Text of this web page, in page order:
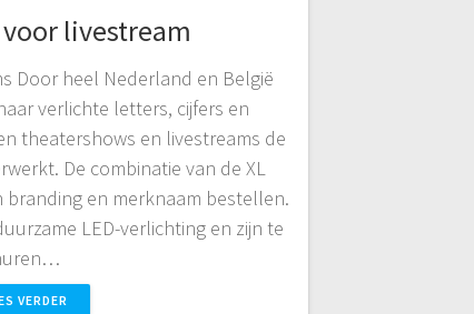
livestream
Door heel Nederland en België
verlichte letters, cijfers en
theatershows en livestreams de
De combinatie van de XL
branding en merknaam bestellen.
LED-verlichting en zijn te
VERDER